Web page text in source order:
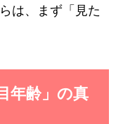
は、まず「見た
年齢」の真